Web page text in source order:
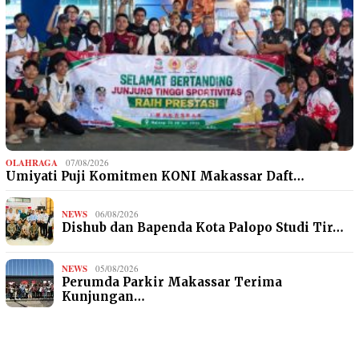
OLAHRAGA 07/08/2026
Umiyati Puji Komitmen KONI Makassar Daft…
NEWS 06/08/2026
Dishub dan Bapenda Kota Palopo Studi Tir…
NEWS 05/08/2026
Perumda Parkir Makassar Terima
Kunjungan…